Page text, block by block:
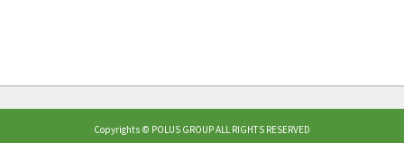
Copyrights © POLUS GROUP ALL RIGHTS RESERVED